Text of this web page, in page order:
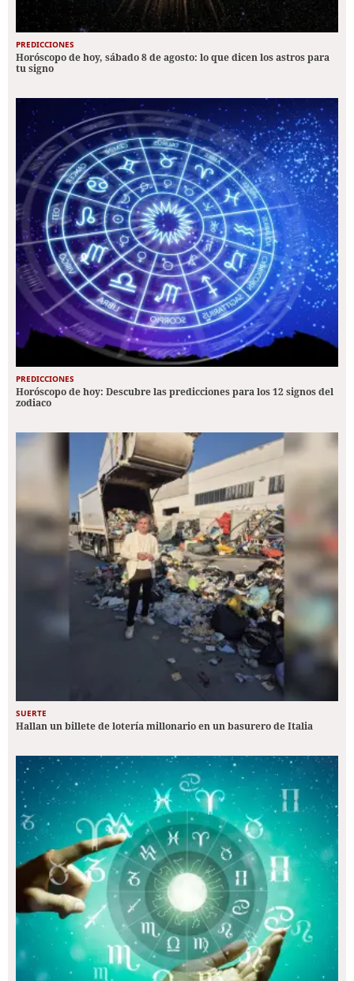
PREDICCIONES
Horóscopo de hoy, sábado 8 de agosto: lo que dicen los astros para
tu signo
PREDICCIONES
Horóscopo de hoy: Descubre las predicciones para los 12 signos del
zodiaco
SUERTE
Hallan un billete de lotería millonario en un basurero de Italia